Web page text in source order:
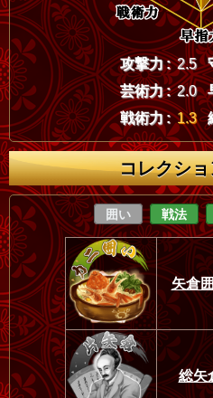
攻撃力 : 2.5
芸術力 : 2.0
戦術力 : 1.3
コレクシ
囲い 戦法
矢倉
総矢